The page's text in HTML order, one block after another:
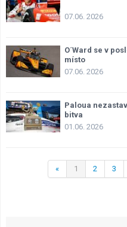
07.06. 2026
O´Ward se v
místo
07.06. 2026
Paloua
bitva
01.06. 2026
« 1 2 3